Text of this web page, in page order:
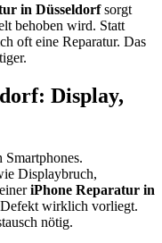
in Düsseldorfsorgt
behoben wird. Statt
oft eine Reparatur. Das
Display,
Smartphones.
Displaybruch,
iPhone Reparatur in
wirklich vorliegt.
nötig.